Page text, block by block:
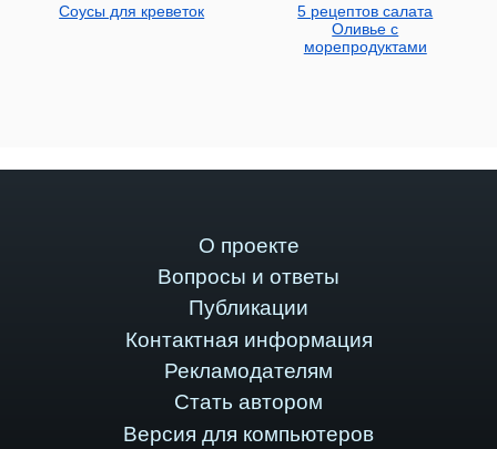
Соусы для креветок
5 рецептов салата
Оливье с
морепродуктами
О проекте
Вопросы и ответы
Публикации
Контактная информация
Рекламодателям
Стать автором
Версия для компьютеров